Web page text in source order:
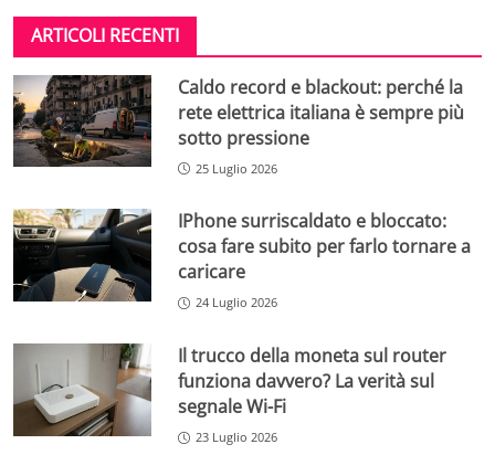
ARTICOLI RECENTI
Caldo record e blackout: perché la
rete elettrica italiana è sempre più
sotto pressione
25 Luglio 2026
IPhone surriscaldato e bloccato:
cosa fare subito per farlo tornare a
caricare
24 Luglio 2026
Il trucco della moneta sul router
funziona davvero? La verità sul
segnale Wi-Fi
23 Luglio 2026